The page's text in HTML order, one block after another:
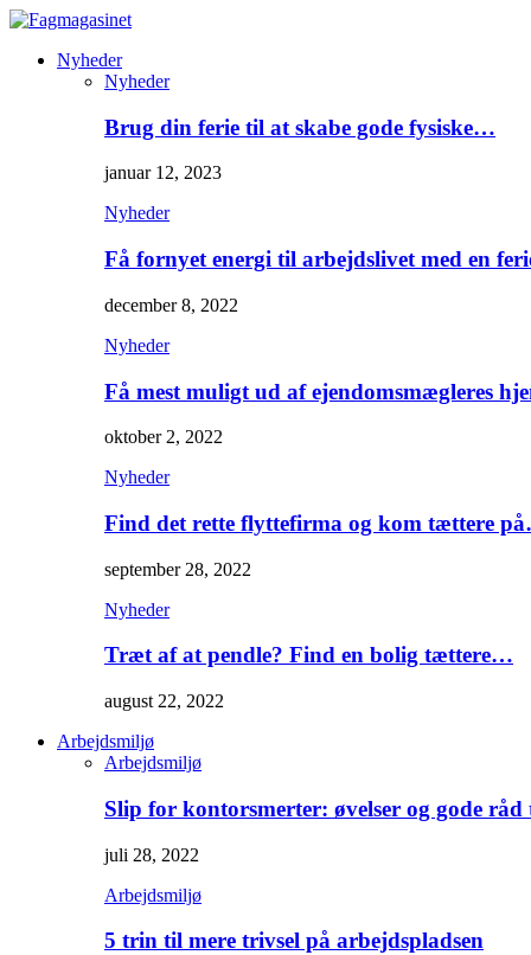
Nyheder
Nyheder
Brug din ferie til at skabe gode fysiske…
januar 12, 2023
Nyheder
Få fornyet energi til arbejdslivet med en
december 8, 2022
Nyheder
Få mest muligt ud af ejendomsmægleres
oktober 2, 2022
Nyheder
Find det rette flyttefirma og kom tættere
september 28, 2022
Nyheder
Træt af at pendle? Find en bolig tættere…
august 22, 2022
Arbejdsmiljø
Arbejdsmiljø
Slip for kontorsmerter: øvelser og gode
juli 28, 2022
Arbejdsmiljø
5 trin til mere trivsel på arbejdspladsen